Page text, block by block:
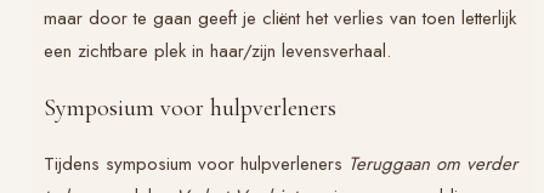
maar door te gaan geeft je cliënt het verlies van toen letterlijk
een zichtbare plek in haar/zijn levensverhaal.
Symposium voor hulpverleners
Tijdens symposium voor hulpverleners Teruggaan om verder